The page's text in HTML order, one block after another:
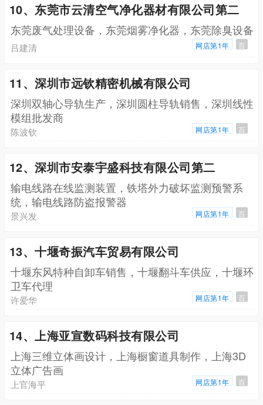
10、东莞市云清空气净化器材有限公司第二
东莞废气处理设备，东莞烟雾净化器，东莞除臭设备
吕建清 网店第1年 百
11、深圳市远钦精密机械有限公司
深圳双轴心导轨生产，深圳圆柱导轨销售，深圳线性
模组批发商
陈波钦 网店第1年 百
12、深圳市安泰宇盛科技有限公司第二
输电线路在线监测装置，铁塔外力破坏监测预警系
统，输电线路防盗报警器
景兴发 网店第1年 百
13、十堰奇振汽车贸易有限公司
十堰东风特种自卸车销售，十堰翻斗车供应，十堰环
卫车代理
许爱华 网店第1年 百
14、上海亚宣数码科技有限公司
上海三维立体画设计，上海橱窗道具制作，上海3D
立体广告画
上官海平 网店第1年 百